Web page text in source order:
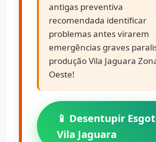
antigas preventiva
recomendada identificar
problemas antes virarem
emergências graves
produção Vila Jaguara
Oeste!
📱 Desentupir
Vila Jaguara